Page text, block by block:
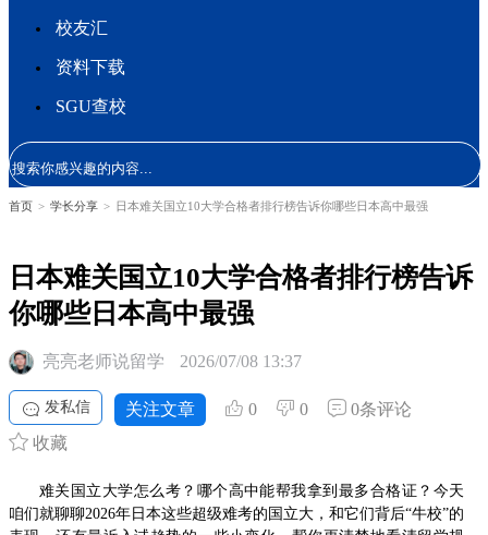
校友汇
资料下载
SGU查校
首页 > 学长分享 > 日本难关国立10大学合格者排行榜告诉你哪些日本高中最强
日本难关国立10大学合格者排行榜告诉
你哪些日本高中最强
亮亮老师说留学 2026/07/08 13:37
发私信 关注文章 0 0
0条评论
收藏
难关国立大学怎么考？哪个高中能帮我拿到最多合格证？今天
咱们就聊聊2026年日本这些超级难考的国立大，和它们背后“牛校”的